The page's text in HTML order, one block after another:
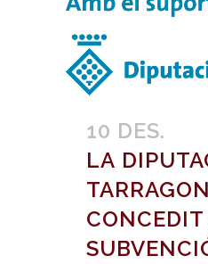
10 DES.
LA